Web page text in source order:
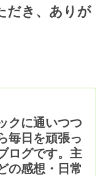
だき、ありが
クに通いつつ
毎日を頑張っ
ログです。主
の感想・日常